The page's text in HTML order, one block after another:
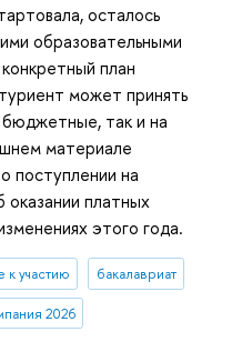
осталось
образовательными
план
может принять
бюджетные, так и на
материале
поступлении на
платных
этого года.
к участию бакалавриат
2026